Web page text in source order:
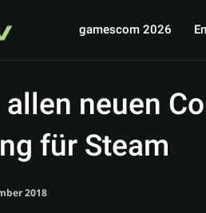
gamescom 2026
neuen
für Steam
2018